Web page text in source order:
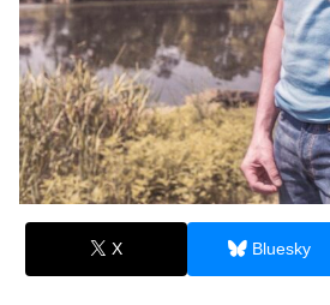
X Bluesky